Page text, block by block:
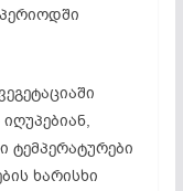
ტემპერატურები
ხარისხი